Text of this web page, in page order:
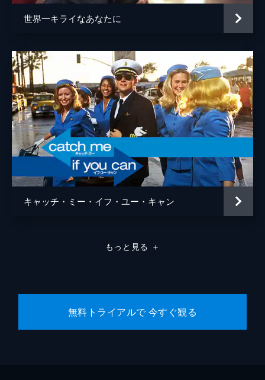
世界一キライなあなたに
キャッチ・ミー・イフ・ユー・キャン
もっと見る ＋
無料トライアルで 今すぐ観る